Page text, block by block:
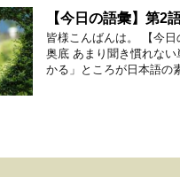
【今日の語彙】第2
皆様こんばんは。 【今
奥底 あまり聞き慣れな
かる」ところが日本語の